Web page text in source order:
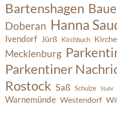
Bartenshagen
Doberan Hanna
Ivendorf Jürß Kirchbuch
Mecklenburg
Parkentiner
Rostock Saß Schulze Stuhr
Warnemünde Westendorf